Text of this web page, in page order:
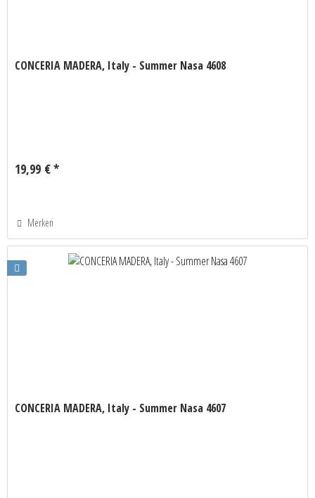
CONCERIA MADERA, Italy - Summer Nasa 4608
19,99 € *
Merken
CONCERIA MADERA, Italy - Summer Nasa 4607